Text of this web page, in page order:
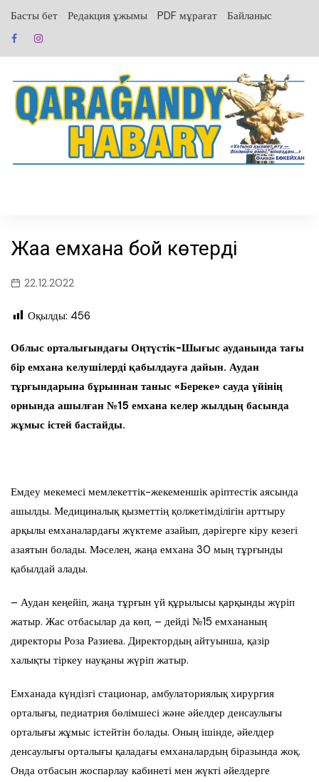
содержанию
Басты бет Редакция ұжымы PDF мұрағат Байланыс
Жаңа емхана бой көтерді
22.12.2022
Оқылды: 456
Облыс орталығындағы Оңтүстік-Шығыс ауданында тағы
бір емхана келушілерді қабылдауға дайын. Аудан
тұрғындарына бұрыннан таныс «Береке» сауда үйінің
орнында ашылған №15 емхана келер жылдың басында
жұмыс істей бастайды.
Емдеу мекемесі мемлекеттік-жекеменшік әріптестік аясында
ашылды. Медициналық қызметтің қолжетімділігін арттыру
арқылы емханалардағы жүктеме азайып, дәрігерге кіру кезегі
азаятын болады. Мәселен, жаңа емхана 30 мың тұрғынды
қабылдай алады.
– Аудан кеңейіп, жаңа тұрғын үй құрылысы қарқынды жүріп
жатыр. Жас отбасылар да көп, – дейді №15 емхананың
директоры Роза Разиева. Директордың айтуынша, қазір
халықты тіркеу науқаны жүріп жатыр.
Емханада күндізгі стационар, амбулаториялық хирургия
орталығы, педиатрия бөлімшесі және әйелдер денсаулығы
орталығы жұмыс істейтін болады. Оның ішінде, әйелдер
денсаулығы орталығы қаладағы емханалардың біразында жоқ.
Онда отбасын жоспарлау кабинеті мен жүкті әйелдерге